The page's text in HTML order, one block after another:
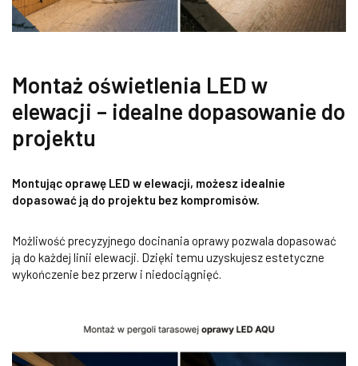
Montaż oświetlenia LED w
elewacji – idealne dopasowanie do
projektu
Montując oprawę LED w elewacji, możesz idealnie
dopasować ją do projektu bez kompromisów.
Możliwość precyzyjnego docinania oprawy pozwala dopasować
ją do każdej linii elewacji. Dzięki temu uzyskujesz estetyczne
wykończenie bez przerw i niedociągnięć.